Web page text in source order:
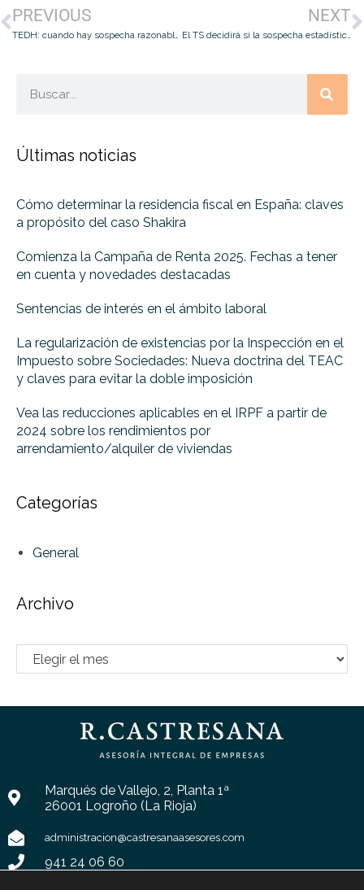
PREVIOUS
TEDH: cuando hay sospecha razonable, grabar con cámara oculta, no viola la intimidad del trabajador
NEXT
El TS decidirá si la sospecha estadística de que un negocio declara por debajo de la media del sector justifica la inspección de un domicilio
Últimas noticias
Cómo determinar la residencia fiscal en España: claves
a propósito del caso Shakira
Comienza la Campaña de Renta 2025. Fechas a tener
en cuenta y novedades destacadas
Sentencias de interés en el ámbito laboral
La regularización de existencias por la Inspección en el
Impuesto sobre Sociedades: Nueva doctrina del TEAC
y claves para evitar la doble imposición
Vea las reducciones aplicables en el IRPF a partir de
2024 sobre los rendimientos por
arrendamiento/alquiler de viviendas
Categorías
General
Archivo
Marqués de Vallejo, 2, Planta 1ª
26001 Logroño (La Rioja)
administracion@castresanaasesores.com
941 24 06 60